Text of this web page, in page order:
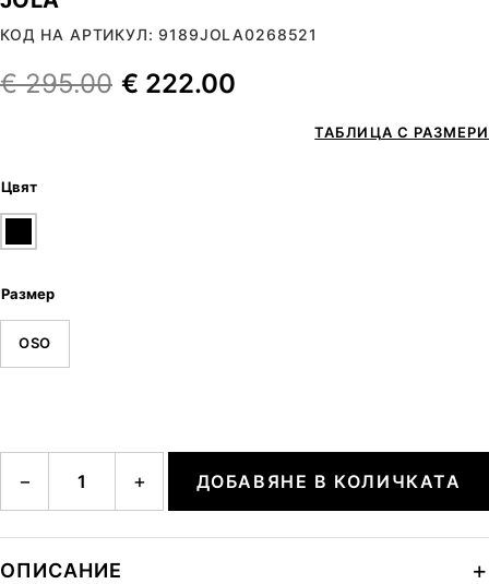
КОД НА АРТИКУЛ: 9189JOLA0268521
€295.00 € 222.00
ТАБЛИЦА С РАЗМЕРИ
Цвят
Размер
OSO
− + ДОБАВЯНЕ В КОЛИЧКАТА
ОПИСАНИЕ